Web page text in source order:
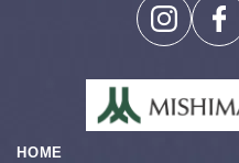
HOME